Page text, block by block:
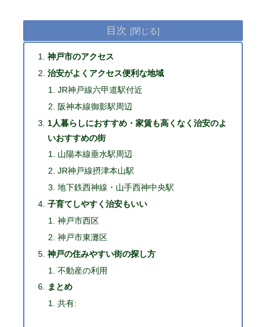
目次
神戸市のアクセス
治安がよくアクセス便利な地域
JR神戸線六甲道駅付近
阪神本線御影駅周辺
1人暮らしにおすすめ・家賃も高くなく治安のよ
いおすすめの街
山陽本線垂水駅周辺
JR神戸線摂津本山駅
地下鉄西神線・山手西神中央駅
子育てしやすく治安もいい
神戸市西区
神戸市東灘区
神戸の住みやすい街の探し方
不動産の利用
まとめ
共有: